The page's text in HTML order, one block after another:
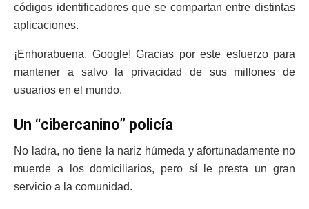
códigos identificadores que se compartan entre distintas
aplicaciones.
¡Enhorabuena, Google! Gracias por este esfuerzo para
mantener a salvo la privacidad de sus millones de
usuarios en el mundo.
Un “cibercanino” policía
No ladra, no tiene la nariz húmeda y afortunadamente no
muerde a los domiciliarios, pero sí le presta un gran
servicio a la comunidad.